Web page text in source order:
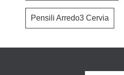
Pensili Arredo3 Cervia